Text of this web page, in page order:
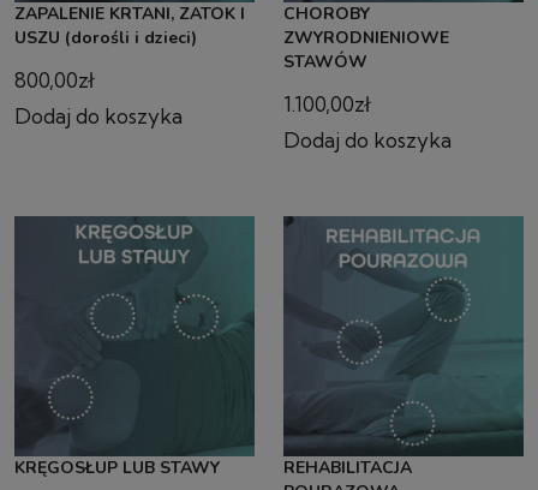
ZAPALENIE KRTANI, ZATOK I
USZU (dorośli i dzieci)
800,00zł
Dodaj do koszyka
CHOROBY
ZWYRODNIENIOWE
STAWÓW
1.100,00zł
Dodaj do koszyka
KRĘGOSŁUP LUB STAWY
REHABILITACJA